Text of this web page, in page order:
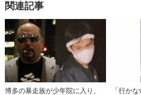
関連記事
博多の暴走族が少年院に入り、
「行か